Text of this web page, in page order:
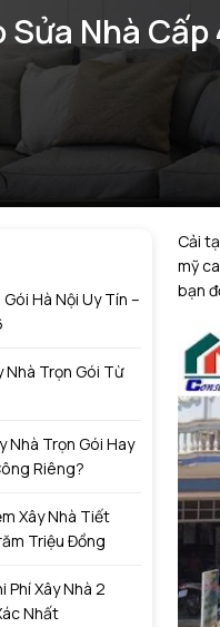
Sửa Nhà
Hà Nội Uy Tín –
Nhà Trọn Gói Từ
Nhà Trọn Gói Hay
Riêng?
Xây Nhà Tiết
Triệu Đồng
Phí Xây Nhà 2
Nhất
Cải
mỹ
bạn